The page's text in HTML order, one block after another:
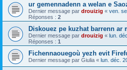
ur gemennadenn a welan e
Dernier message par drouizig « ven.
Réponses : 2
Diskouez pe kuzhat barrenn ar
Dernier message par drouizig « lun.
Réponses : 1
Fichennaouegoù yezh evit
Dernier message par Giulia « lun. déc.